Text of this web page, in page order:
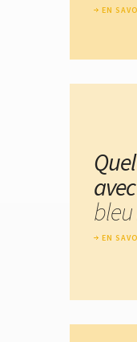
EN
bleu
EN